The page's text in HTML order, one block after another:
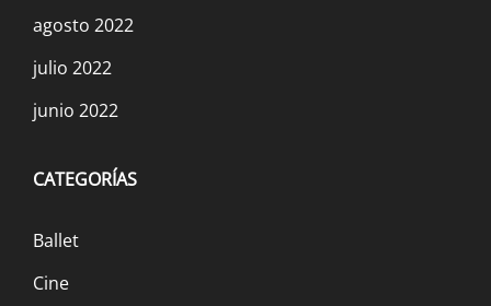
agosto 2022
julio 2022
junio 2022
CATEGORÍAS
Ballet
Cine